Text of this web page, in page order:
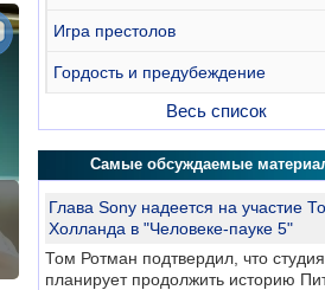
Игра престолов
Гордость и предубеждение
Весь список
Самые обсуждаемые
Глава Sony надеется на участие
Холланда в "Человеке-пауке 5"
Том Ротман подтвердил, что студия
планирует продолжить историю